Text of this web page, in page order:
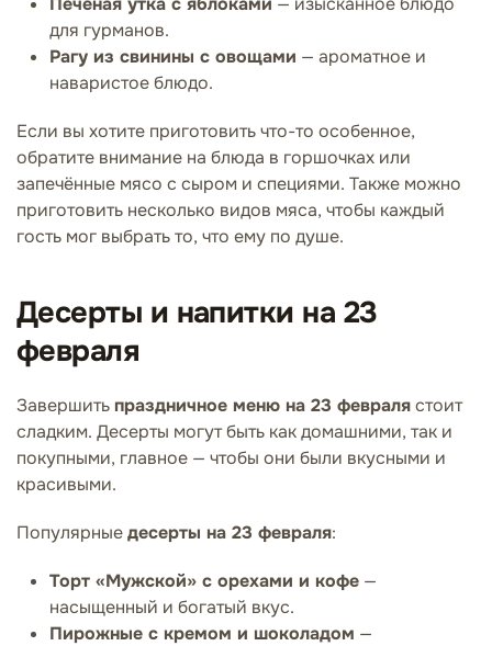
для гурманов.
Рагу из свинины с овощами — ароматное и
наваристое блюдо.
Если вы хотите приготовить что-то особенное,
обратите внимание на блюда в горшочках или
запечённые мясо с сыром и специями. Также можно
приготовить несколько видов мяса, чтобы каждый
гость мог выбрать то, что ему по душе.
Десерты и напитки на 23
февраля
Завершитьпраздничное меню на 23 февралястоит
сладким. Десерты могут быть как домашними, так и
покупными, главное — чтобы они были вкусными и
красивыми.
Популярныедесерты на 23 февраля:
Торт «Мужской» с орехами и кофе —
насыщенный и богатый вкус.
Пирожные с кремом и шоколадом —